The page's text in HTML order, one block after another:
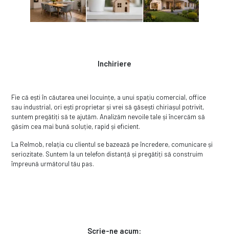
Inchiriere
Fie că ești în căutarea unei locuințe, a unui spațiu comercial, office
sau industrial, ori ești proprietar și vrei să găsești chiriașul potrivit,
suntem pregătiți să te ajutăm. Analizăm nevoile tale și încercăm să
găsim cea mai bună soluție, rapid și eficient.
La ReImob, relația cu clientul se bazează pe încredere, comunicare și
seriozitate. Suntem la un telefon distanță și pregătiți să construim
împreună următorul tău pas.
Scrie-ne acum: